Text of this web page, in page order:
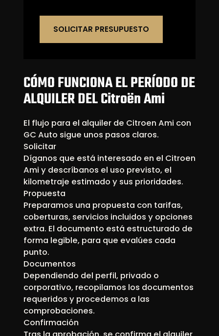
SOLICITAR PRESUPUESTO
CÓMO FUNCIONA EL PERÍODO DE
ALQUILER DEL Citroën Ami
El flujo para el alquiler de Citroen Ami con
GC Auto sigue unos pasos claros.
Solicitar
Díganos que está interesado en el Citroen
Ami y descríbanos el uso previsto, el
kilometraje estimado y sus prioridades.
Propuesta
Preparamos una propuesta con tarifas,
coberturas, servicios incluidos y opciones
extra. El documento está estructurado de
forma legible, para que evalúes cada
punto.
Documentos
Dependiendo del perfil, privado o
corporativo, recopilamos los documentos
requeridos y procedemos a las
comprobaciones.
Confirmación